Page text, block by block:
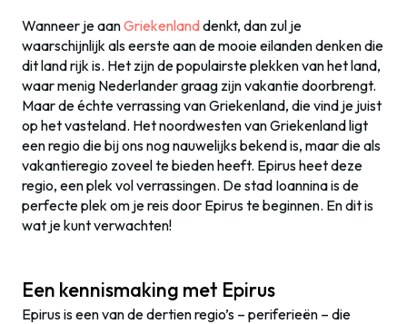
Wanneer je aanGriekenlanddenkt, dan zul je
waarschijnlijk als eerste aan de mooie eilanden denken die
dit land rijk is. Het zijn de populairste plekken van het land,
waar menig Nederlander graag zijn vakantie doorbrengt.
Maar de échte verrassing van Griekenland, die vind je juist
op het vasteland. Het noordwesten van Griekenland ligt
een regio die bij ons nog nauwelijks bekend is, maar die als
vakantieregio zoveel te bieden heeft. Epirus heet deze
regio, een plek vol verrassingen. De stad Ioannina is de
perfecte plek om je reis door Epirus te beginnen. En dit is
wat je kunt verwachten!
Een kennismaking met Epirus
Epirus is een van de dertien regio’s – periferieën – die